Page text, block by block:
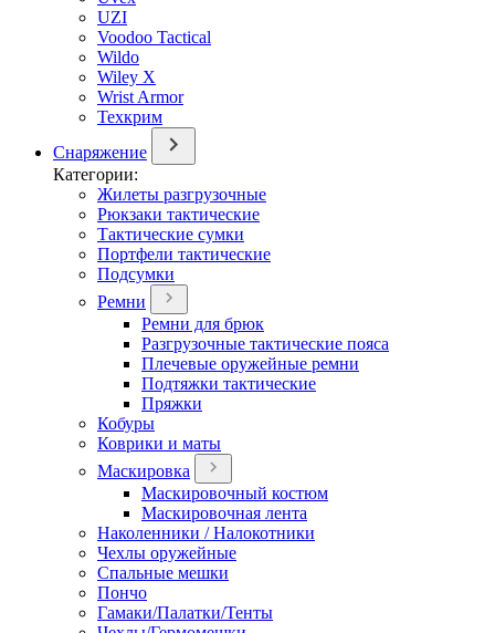
UZI
Voodoo Tactical
Wildo
Wiley X
Wrist Armor
Техкрим
Снаряжение
Категории:
Жилеты разгрузочные
Рюкзаки тактические
Тактические сумки
Портфели тактические
Подсумки
Ремни
Ремни для брюк
Разгрузочные тактические пояса
Плечевые оружейные ремни
Подтяжки тактические
Пряжки
Кобуры
Коврики и маты
Маскировка
Маскировочный костюм
Маскировочная лента
Наколенники / Налокотники
Чехлы оружейные
Спальные мешки
Пончо
Гамаки/Палатки/Тенты